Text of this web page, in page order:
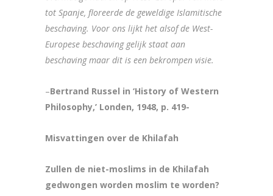
tot Spanje, floreerde de geweldige Islamitische
beschaving. Voor ons lijkt het alsof de West-
Europese beschaving gelijk staat aan
beschaving maar dit is een bekrompen visie.
–Bertrand Russel in ‘History of Western
Philosophy,’ Londen, 1948, p. 419-
Misvattingen over de Khilafah
Zullen de niet-moslims in de Khilafah
gedwongen worden moslim te worden?